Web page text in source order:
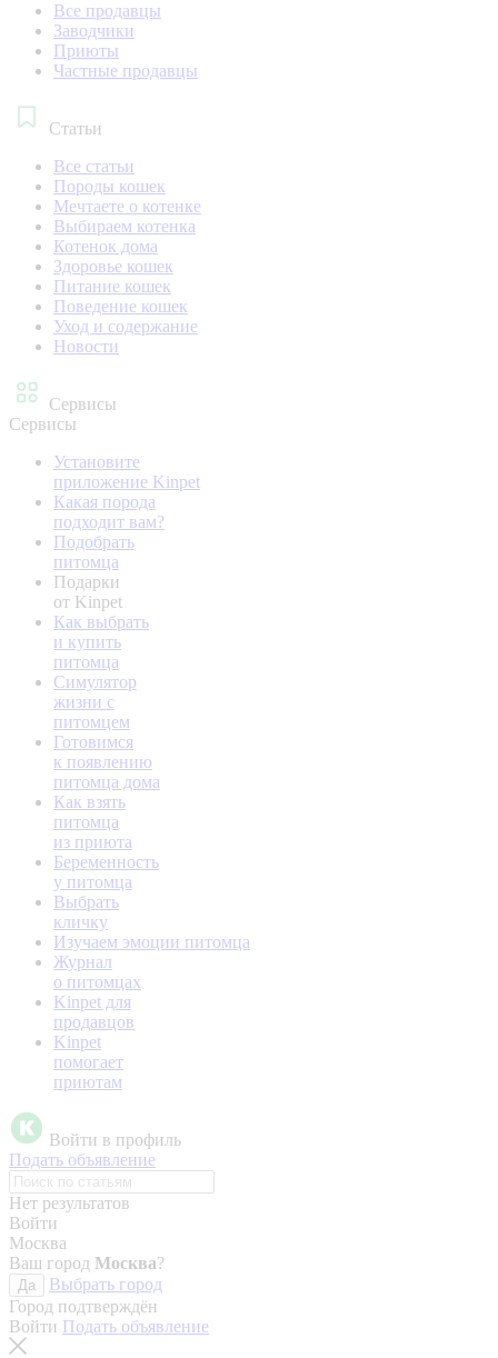
Все продавцы
Заводчики
Приюты
Частные продавцы
Статьи
Все статьи
Породы кошек
Мечтаете о котенке
Выбираем котенка
Котенок дома
Здоровье кошек
Питание кошек
Поведение кошек
Уход и содержание
Новости
Сервисы
Сервисы
Установите
приложение Kinpet
Какая порода
подходит вам?
Подобрать
питомца
Подарки
от Kinpet
Как выбрать
и купить
питомца
Симулятор
жизни с
питомцем
Готовимся
к появлению
питомца дома
Как взять
питомца
из приюта
Беременность
у питомца
Выбрать
кличку
Изучаем эмоции питомца
Журнал
о питомцах
Kinpet для
продавцов
Kinpet
помогает
приютам
Войти в профиль
Подать объявление
Нет результатов
Войти
Москва
Ваш город Москва?
Да
Выбрать город
Город подтверждён
Войти Подать объявление